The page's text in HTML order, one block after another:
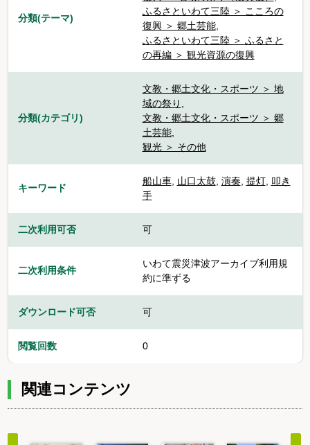
分類(テーマ)
ふるさといわて三陸 ＞ こころの
復興 ＞ 郷土芸能,
ふるさといわて三陸 ＞ ふるさと
の再編 ＞ 観光資源の復興
分類(カテゴリ)
文教・郷土文化・スポーツ ＞ 地
域の祭り ,
文教・郷土文化・スポーツ ＞ 郷
土芸能,
観光 ＞ その他
キーワード
船山車, 山口太鼓, 演奏, 提灯, 叩き
手
二次利用可否 可
二次利用条件
いわて震災津波アーカイブ利用規
約に準ずる
ダウンロード可否 可
閲覧回数 0
関連コンテンツ